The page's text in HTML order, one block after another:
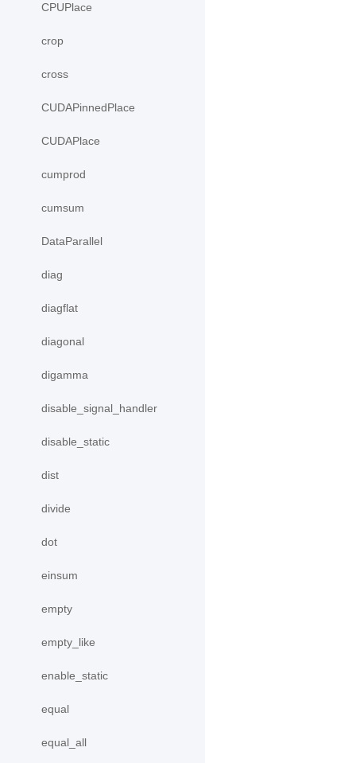
CPUPlace
crop
cross
CUDAPinnedPlace
CUDAPlace
cumprod
cumsum
DataParallel
diag
diagflat
diagonal
digamma
disable_signal_handler
disable_static
dist
divide
dot
einsum
empty
empty_like
enable_static
equal
equal_all